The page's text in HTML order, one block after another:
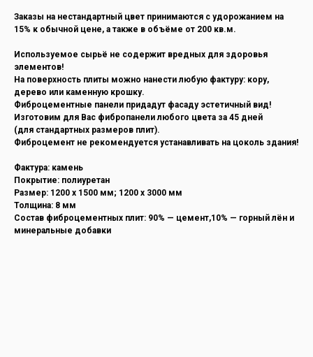
Заказы на нестандартный цвет принимаются с удорожанием на
15% к обычной цене, а также в объёме от 200 кв.м.
Используемое сырьё не содержит вредных для здоровья
элементов!
На поверхность плиты можно нанести любую фактуру: кору,
дерево или каменную крошку.
Фиброцементные панели придадут фасаду эстетичный вид!
Изготовим для Вас фибропанели любого цвета за 45 дней
(для стандартных размеров плит).
Фиброцемент не рекомендуется устанавливать на цоколь здания!
Фактура: камень
Покрытие: полиуретан
Размер: 1200 х 1500 мм; 1200 х 3000 мм
Толщина: 8 мм
Состав фиброцементных плит: 90% — цемент,10% — горный лён и
минеральные добавки